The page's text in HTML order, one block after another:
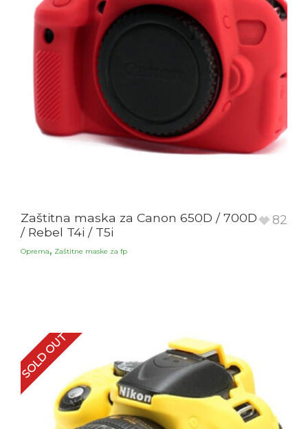
Zaštitna maska za Canon 650D / 700D
/ Rebel T4i / T5i
Oprema, Zaštitne maske za fp
82
SOLD OUT